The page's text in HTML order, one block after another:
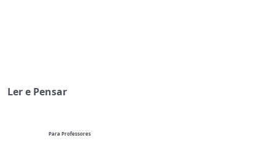
Ler e Pensar
Para Professores